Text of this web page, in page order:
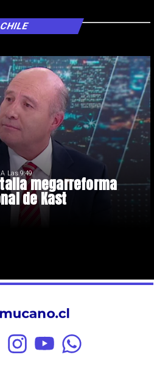
megarreforma
de Kast
Las 9:49
CHILE